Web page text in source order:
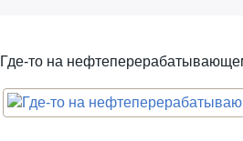
Где-то на